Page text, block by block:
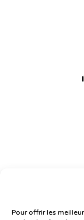
Pour offrir les